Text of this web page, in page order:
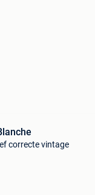
correcte vintage